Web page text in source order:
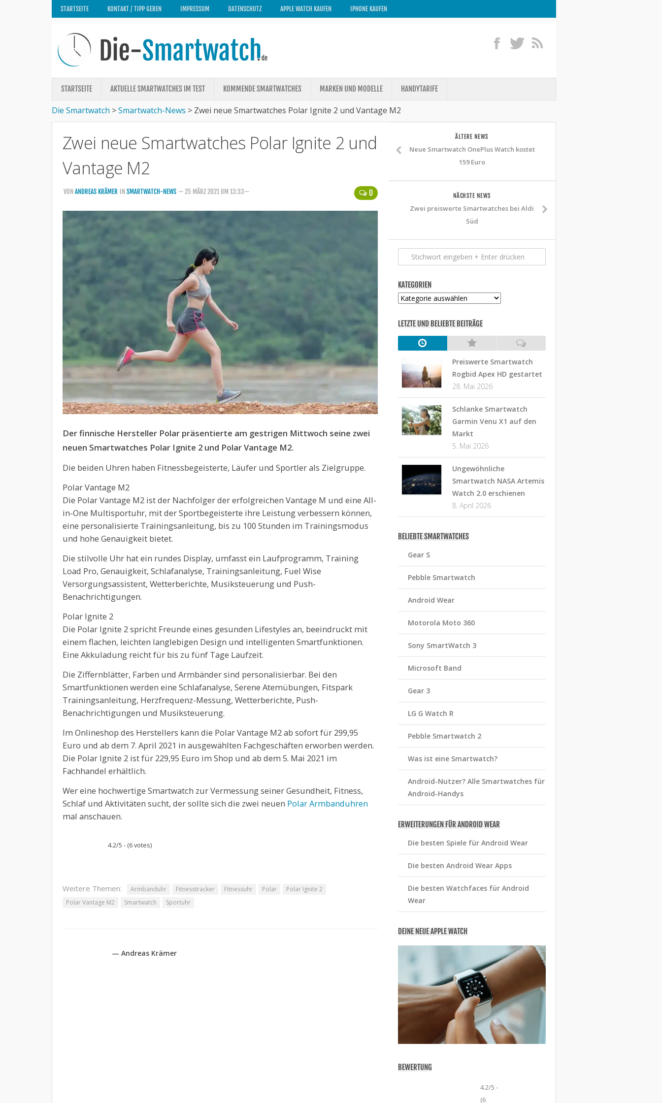
STARTSEITE KONTAKT / TIPP GEBEN IMPRESSUM DATENSCHUTZ APPLE WATCH KAUFEN IPHONE KAUFEN
STARTSEITE AKTUELLE SMARTWATCHES IM TEST KOMMENDE SMARTWATCHES MARKEN UND MODELLE HANDYTARIFE
Die Smartwatch >Smartwatch-News > Zwei neue Smartwatches Polar Ignite 2 und Vantage M2
Zwei neue Smartwatches Polar Ignite 2 und
Vantage M2
0
VON ANDREAS KRÄMER IN SMARTWATCH-NEWS — 25 MÄRZ 2021 UM 13:33—
Der finnische Hersteller Polar präsentierte am gestrigen Mittwoch seine zwei
neuen Smartwatches Polar Ignite 2 und Polar Vantage M2.
Die beiden Uhren haben Fitnessbegeisterte, Läufer und Sportler als Zielgruppe.
Polar Vantage M2
Die Polar Vantage M2 ist der Nachfolger der erfolgreichen Vantage M und eine All-
in-One Multisportuhr, mit der Sportbegeisterte ihre Leistung verbessern können,
eine personalisierte Trainingsanleitung, bis zu 100 Stunden im Trainingsmodus
und hohe Genauigkeit bietet.
Die stilvolle Uhr hat ein rundes Display, umfasst ein Laufprogramm, Training
Load Pro, Genauigkeit, Schlafanalyse, Trainingsanleitung, Fuel Wise
Versorgungsassistent, Wetterberichte, Musiksteuerung und Push-
Benachrichtigungen.
Polar Ignite 2
Die Polar Ignite 2 spricht Freunde eines gesunden Lifestyles an, beeindruckt mit
einem flachen, leichten langlebigen Design und intelligenten Smartfunktionen.
Eine Akkuladung reicht für bis zu fünf Tage Laufzeit.
Die Ziffernblätter, Farben und Armbänder sind personalisierbar. Bei den
Smartfunktionen werden eine Schlafanalyse, Serene Atemübungen, Fitspark
Trainingsanleitung, Herzfrequenz-Messung, Wetterberichte, Push-
Benachrichtigungen und Musiksteuerung.
Im Onlineshop des Herstellers kann die Polar Vantage M2 ab sofort für 299,95
Euro und ab dem 7. April 2021 in ausgewählten Fachgeschäften erworben werden.
Die Polar Ignite 2 ist für 229,95 Euro im Shop und ab dem 5. Mai 2021 im
Fachhandel erhältlich.
Wer eine hochwertige Smartwatch zur Vermessung seiner Gesundheit, Fitness,
Schlaf und Aktivitäten sucht, der sollte sich die zwei neuen Polar Armbanduhren
mal anschauen.
4.2/5 - (6 votes)
Weitere Themen: Armbanduhr Fitnesstracker Fitnessuhr Polar
Polar Ignite 2
Polar Vantage M2
Smartwatch Sportuhr
— Andreas Krämer
ÄLTERE NEWS
Neue Smartwatch OnePlus Watch kostet
159 Euro
NÄCHSTE NEWS
Zwei preiswerte Smartwatches bei Aldi
Süd
KATEGORIEN
Kategorien
LETZTE UND BELIEBTE BEITRÄGE
Preiswerte Smartwatch
Rogbid Apex HD gestartet
28. Mai 2026
Schlanke Smartwatch
Garmin Venu X1 auf den
Markt
5. Mai 2026
Ungewöhnliche
Smartwatch NASA Artemis
Watch 2.0 erschienen
8. April 2026
BELIEBTE SMARTWATCHES
Gear S
Pebble Smartwatch
Android Wear
Motorola Moto 360
Sony SmartWatch 3
Microsoft Band
Gear 3
LG G Watch R
Pebble Smartwatch 2
Was ist eine Smartwatch?
Android-Nutzer? Alle Smartwatches für
Android-Handys
ERWEITERUNGEN FÜR ANDROID WEAR
Die besten Spiele für Android Wear
Die besten Android Wear Apps
Die besten Watchfaces für Android
Wear
DEINE NEUE APPLE WATCH
BEWERTUNG
4.2/5 -
(6